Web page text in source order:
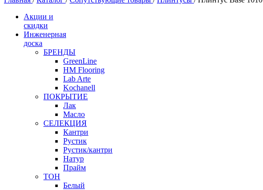
Акции и
скидки
Инженерная
доска
БРЕНДЫ
GreenLine
HM Flooring
Lab Arte
Kochanell
ПОКРЫТИЕ
Лак
Масло
СЕЛЕКЦИЯ
Кантри
Рустик
Рустик/кантри
Натур
Прайм
ТОН
Белый